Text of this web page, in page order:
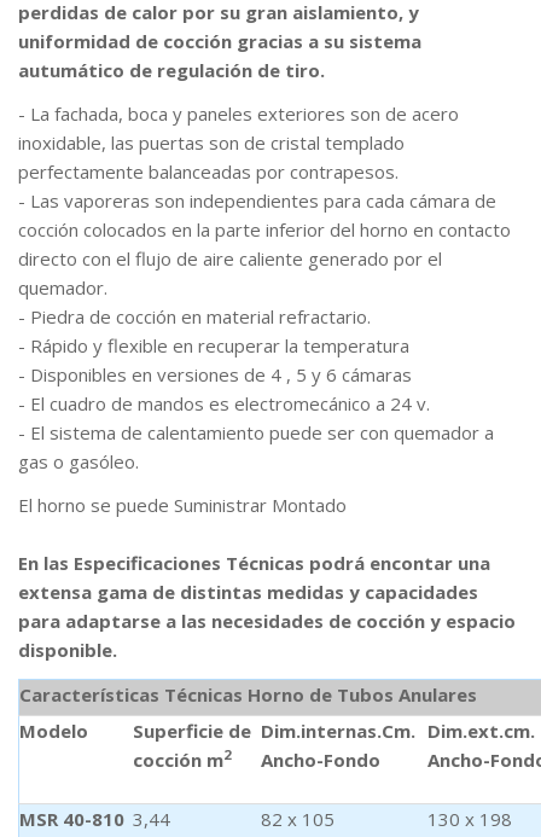
perdidas de calor por su gran aislamiento, y
uniformidad de cocción gracias a su sistema
autumático de regulación de tiro.
- La fachada, boca y paneles exteriores son de acero
inoxidable, las puertas son de cristal templado
perfectamente balanceadas por contrapesos.
- Las vaporeras son independientes para cada cámara de
cocción colocados en la parte inferior del horno en contacto
directo con el flujo de aire caliente generado por el
quemador.
- Piedra de cocción en material refractario.
- Rápido y flexible en recuperar la temperatura
- Disponibles en versiones de 4 , 5 y 6 cámaras
- El cuadro de mandos es electromecánico a 24 v.
- El sistema de calentamiento puede ser con quemador a
gas o gasóleo.
El horno se puede Suministrar Montado
En las Especificaciones Técnicas podrá encontar una
extensa gama de distintas medidas y capacidades
para adaptarse a las necesidades de cocción y espacio
disponible.
Características Técnicas Horno de Tubos Anulares
Modelo
Superficie de
cocción m2
Dim.internas.Cm.
Ancho-Fondo
Dim.ext.cm.
Ancho-
MSR 40-810 3,44
82 x 105
130 x 198